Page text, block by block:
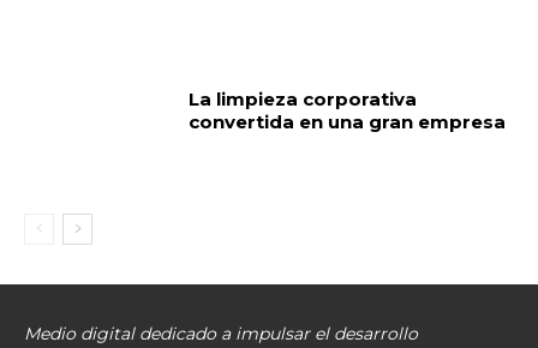
La limpieza corporativa
convertida en una gran empresa
Medio digital dedicado a impulsar el desarrollo